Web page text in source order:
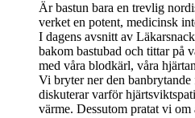
Är bastun bara en trevlig
verket en potent, medicinsk
I dagens avsnitt av
bakom bastubad och tittar på
med våra blodkärl, våra
Vi bryter ner den
diskuterar varför
värme. Dessutom pratat vi